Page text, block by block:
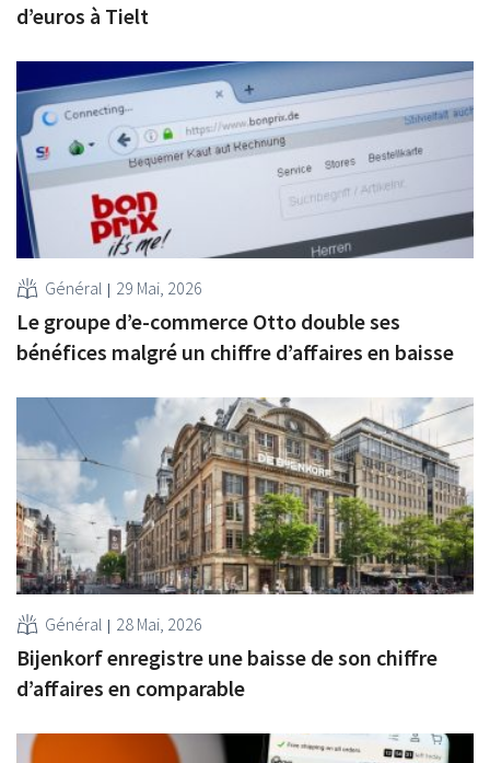
d’euros à Tielt
Général 29 Mai, 2026
Le groupe d’e-commerce Otto double ses
bénéfices malgré un chiffre d’affaires en baisse
Général 28 Mai, 2026
Bijenkorf enregistre une baisse de son chiffre
d’affaires en comparable